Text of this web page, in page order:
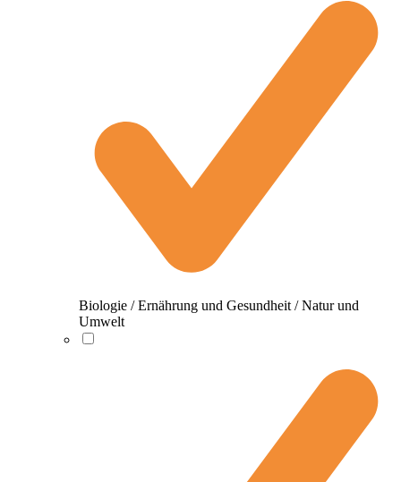
Biologie / Ernährung und Gesundheit / Natur und
Umwelt